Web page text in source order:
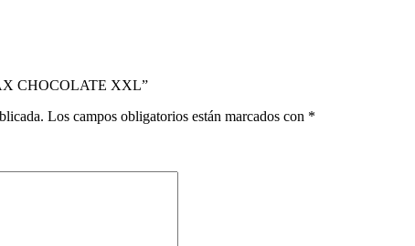
CHOCOLATE XXL”
Los campos obligatorios están marcados con *